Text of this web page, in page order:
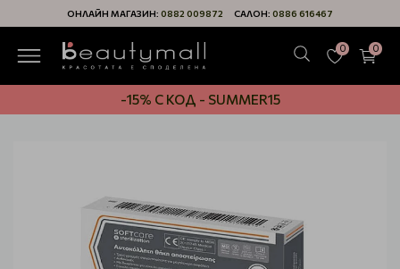
ОНЛАЙН МАГАЗИН: 0882 009872 САЛОН: 0886 616467
0 0
-15% С КОД - SUMMER15